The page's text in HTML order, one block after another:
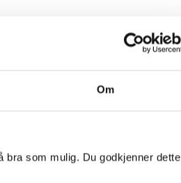
Om
som mulig. Du godkjenner dette